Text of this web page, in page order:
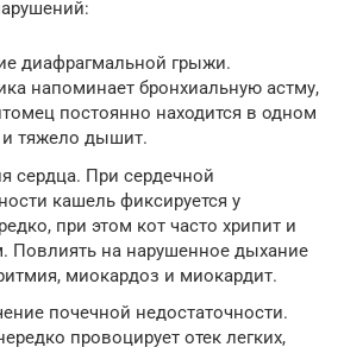
диафрагмальной грыжи.
напоминает бронхиальную астму,
постоянно находится в одном
тяжело дышит.
сердца. При сердечной
кашель фиксируется у
при этом кот часто хрипит и
Повлиять на нарушенное дыхание
миокардоз и миокардит.
почечной недостаточности.
провоцирует отек легких,